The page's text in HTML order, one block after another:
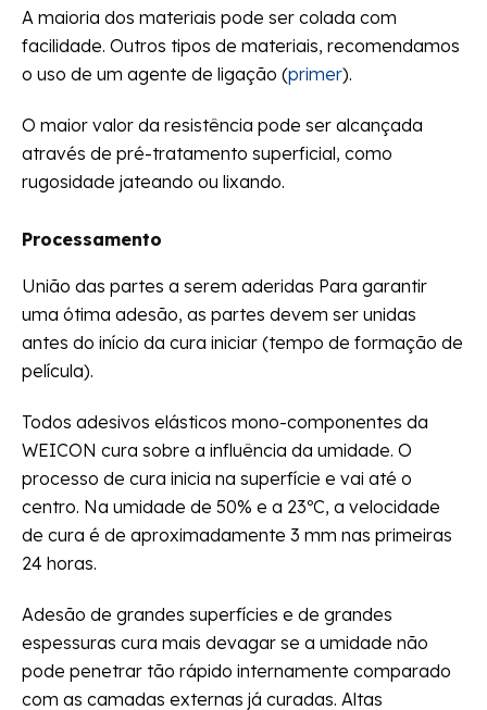
A maioria dos materiais pode ser colada com
facilidade. Outros tipos de materiais, recomendamos
o uso de um agente de ligação (primer).
O maior valor da resistência pode ser alcançada
através de pré-tratamento superficial, como
rugosidade jateando ou lixando.
Processamento
União das partes a serem aderidas Para garantir
uma ótima adesão, as partes devem ser unidas
antes do início da cura iniciar (tempo de formação de
película).
Todos adesivos elásticos mono-componentes da
WEICON cura sobre a influência da umidade. O
processo de cura inicia na superfície e vai até o
centro. Na umidade de 50% e a 23ºC, a velocidade
de cura é de aproximadamente 3 mm nas primeiras
24 horas.
Adesão de grandes superfícies e de grandes
espessuras cura mais devagar se a umidade não
pode penetrar tão rápido internamente comparado
com as camadas externas já curadas. Altas